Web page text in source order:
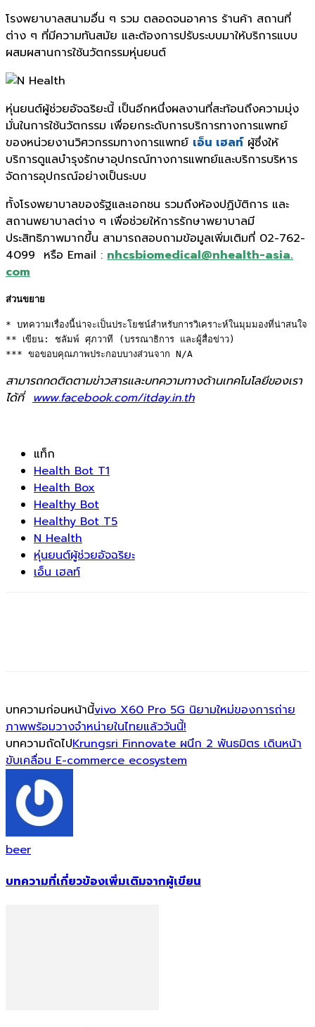
โรงพยาบาลสนามอื่น ๆ รวม ตลอดจนอาคาร ร้านค้า สถานที่
ต่าง ๆ ที่มีความทันสมัย และต้องการปรับระบบมาให้บริการแบบ
ผสมผสานการใช้นวัตกรรมหุ่นยนต์
หุ่นยนต์ผู้ช่วยอัจฉริยะนี้ เป็นอีกหนึ่งผลงานที่สะท้อนถึงความมุ่ง
มั่นในการใช้นวัตกรรม เพื่อยกระดับการบริการทางการแพทย์
ของหน่วยงานวิศวกรรมทางการแพทย์ เอ็น เฮลท์ ผู้ซึ่งให้
บริการดูแลบำรุงรักษาอุปกรณ์ทางการแพทย์และบริการบริหาร
จัดการอุปกรณ์อย่างเป็นระบบ
ทั้งโรงพยาบาลของรัฐและเอกชน รวมถึงห้องปฏิบัติการ และ
สถานพยาบาลต่าง ๆ เพื่อช่วยให้การรักษาพยาบาลมี
ประสิทธิภาพมากขึ้น สามารถสอบถามข้อมูลเพิ่มเติมที่ 02-762-
4099 หรือ Email : nhcsbiomedical@nhealth-asia.
com
ส่วนขยาย
* บทความเรื่องนี้น่าจะเป็นประโยชน์สำหรับการวิเคราะห์ในมุมมองที่น่าสนใจ
** เขียน: ชลัมพ์ ศุภวาที (บรรณาธิการ และผู้สื่อข่าว)
*** ขอขอบคุณภาพประกอบบางส่วนจาก N/A
สามารถกดติดตามข่าวสารและบทความทางด้านเทคโนโลยีของเรา
ได้ที่ www.facebook.com/itday.in.th
แท็ก
Health Bot T1
Health Box
Healthy Bot
Healthy Bot T5
N Health
หุ่นยนต์ผู้ช่วยอัจฉริยะ
เอ็น เฮลท์
บทความก่อนหน้านี้vivo X60 Pro 5G นิยามใหม่ของการถ่าย
ภาพพร้อมวางจำหน่ายในไทยแล้ววันนี้!
บทความถัดไปKrungsri Finnovate ผนึก 2 พันธมิตร เดินหน้า
ขับเคลื่อน E-commerce ecosystem
beer
บทความที่เกี่ยวข้องเพิ่มเติมจากผู้เขียน